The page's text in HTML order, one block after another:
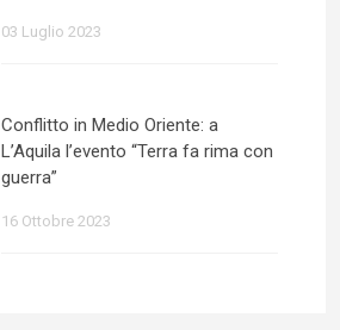
03 Luglio 2023
Conflitto in Medio Oriente: a
L’Aquila l’evento “Terra fa rima con
guerra”
16 Ottobre 2023